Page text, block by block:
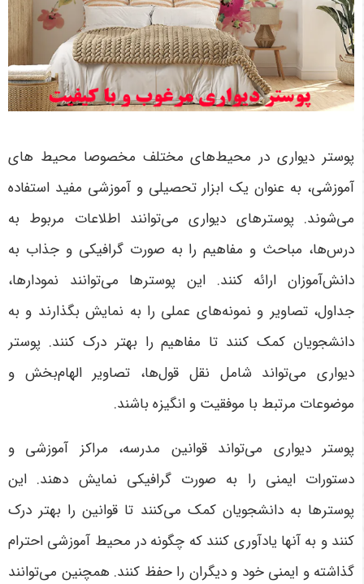
پوستر دیواری در محیط‌های مختلف مخصوصا محیط های
آموزشی، به عنوان یک ابزار تحصیلی و آموزشی مفید استفاده
می‌شوند. پوسترهای دیواری می‌توانند اطلاعات مربوط به
درس‌ها، مباحث و مفاهیم را به صورت گرافیکی و جذاب به
دانش‌آموزان ارائه کنند. این پوسترها می‌توانند نمودارها،
جداول، تصاویر و نمونه‌های عملی را به نمایش بگذارند و به
دانشجویان کمک کنند تا مفاهیم را بهتر درک کنند. پوستر
دیواری می‌تواند شامل نقل قول‌ها، تصاویر الهام‌بخش و
موضوعات مرتبط با موفقیت و انگیزه باشند.
پوستر دیواری می‌تواند قوانین مدرسه، مراکز آموزشی و
دستورات ایمنی را به صورت گرافیکی نمایش دهند. این
پوسترها به دانشجویان کمک می‌کنند تا قوانین را بهتر درک
کنند و به آنها یادآوری کنند که چگونه در محیط آموزشی احترام
گذاشته و ایمنی خود و دیگران را حفظ کنند. همچنین می‌توانند